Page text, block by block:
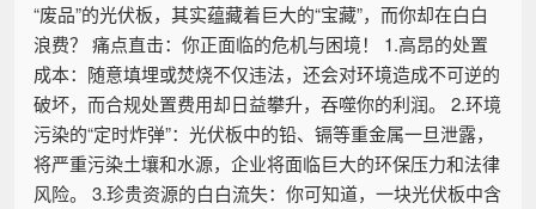
“废品”的光伏板，其实蕴藏着巨大的“宝藏”，而你却在白白
浪费？ 痛点直击：你正面临的危机与困境！ 1.高昂的处置
成本：随意填埋或焚烧不仅违法，还会对环境造成不可逆的
破坏，而合规处置费用却日益攀升，吞噬你的利润。 2.环境
污染的“定时炸弹”：光伏板中的铅、镉等重金属一旦泄露，
将严重污染土壤和水源，企业将面临巨大的环保压力和法律
风险。 3.珍贵资源的白白流失：你可知道，一块光伏板中含